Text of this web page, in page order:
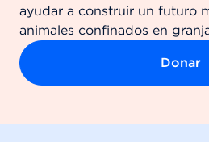
ayudar a construir un futuro
animales confinados en
Donar